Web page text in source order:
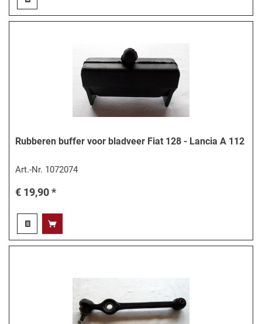
Rubberen buffer voor bladveer Fiat 128 - Lancia A 112
Art.-Nr. 1072074
€ 19,90 *